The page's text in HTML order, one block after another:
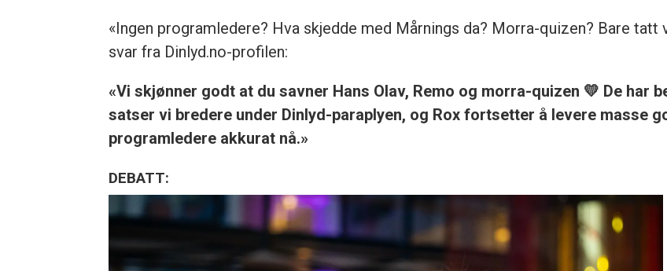
«Ingen programledere? Hva skjedde med Mårnings da? Morra-quizen? Bare tatt
svar fra Dinlyd.no-profilen:
«Vi skjønner godt at du savner Hans Olav, Remo og morra-quizen 💛 De har
satser vi bredere under Dinlyd-paraplyen, og Rox fortsetter å levere masse
programledere akkurat nå.»
DEBATT: